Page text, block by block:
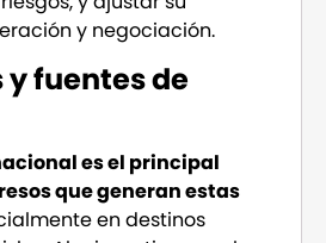
y negociación.
y fuentes de
es el principal
que generan estas
en destinos